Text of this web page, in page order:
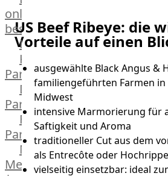
online
bestellen
Karriere
Kochschul-
Partner
Depot-
Partner
Frischetheken-
Partner
Männer
Metzger
US Beef Ribeye: die
Vorteile auf einen
ausgewählte Black Angus &
familiengeführten Farmen
Midwest
intensive Marmorierung für
Saftigkeit und Aroma
traditioneller Cut aus dem
als Entrecôte oder
vielseitig einsetzbar: ideal